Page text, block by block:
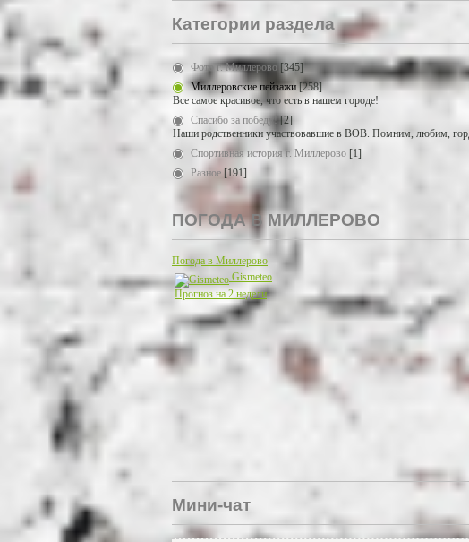
Категории раздела
Фото г. Миллерово [345]
Миллеровские пейзажи [258]
Все самое красивое, что есть в нашем городе!
Спасибо за победу! [2]
Наши родственники участвовавшие в ВОВ. Помним, любим,
Спортивная история г. Миллерово [1]
Разное [191]
ПОГОДА В МИЛЛЕРОВО
Погода в Миллерово
Gismeteo
Прогноз на 2 недели
Мини-чат